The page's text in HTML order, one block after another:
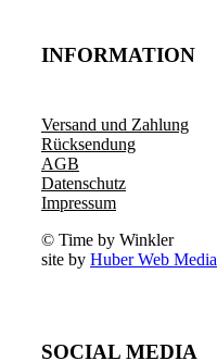
INFORMATION
Versand und Zahlung
Rücksendung
AGB
Datenschutz
Impressum
© Time by Winkler
site by Huber Web Media
SOCIAL MEDIA